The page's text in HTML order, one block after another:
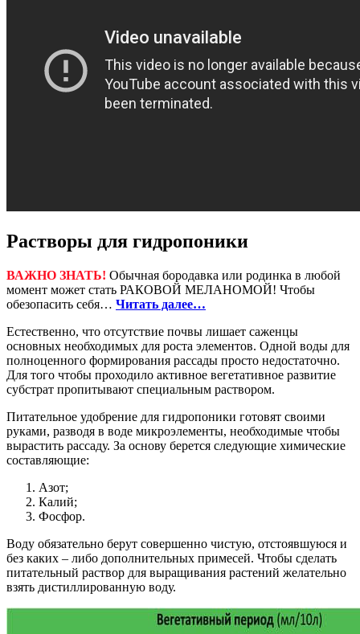
Растворы для гидропоники
ВАЖНО ЗНАТЬ! Обычная бородавка или родинка в любой
момент может стать РАКОВОЙ МЕЛАНОМОЙ! Чтобы
обезопасить себя… Читать далее…
Естественно, что отсутствие почвы лишает саженцы
основных необходимых для роста элементов. Одной воды для
полноценного формирования рассады просто недостаточно.
Для того чтобы проходило активное вегетативное развитие
субстрат пропитывают специальным раствором.
Питательное удобрение для гидропоники готовят своими
руками, разводя в воде микроэлементы, необходимые чтобы
вырастить рассаду. За основу берется следующие химические
составляющие:
Азот;
Калий;
Фосфор.
Воду обязательно берут совершенно чистую, отстоявшуюся и
без каких – либо дополнительных примесей. Чтобы сделать
питательный раствор для выращивания растений желательно
взять дистиллированную воду.